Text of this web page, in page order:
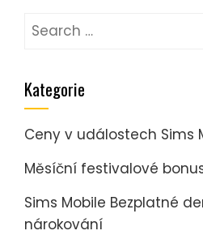
Search
Kategorie
Ceny v událostech Sims
Měsíční festivalové
Sims Mobile Bezplatné
nárokování